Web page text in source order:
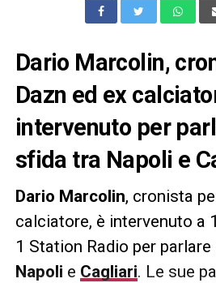
Dario Marcolin,
Dazn ed ex
intervenuto per
sfida tra Napoli e
Dario Marcolin, cronista
calciatore, è intervenuto a
1 Station Radio per
Napoli e Cagliari. Le sue